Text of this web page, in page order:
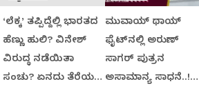
‘ಲೆಕ್ಕ’ ತಪ್ಪಿದ್ದೆಲ್ಲಿ ಭಾರತದ
ಹೆಣ್ಣು ಹುಲಿ? ವಿನೇಶ್
ವಿರುದ್ಧ ನಡೆಯಿತಾ
ಸಂಚು? ಏನದು ತೆರೆಯ
ಮುವಾಯ್ ಥಾಯ್​
ಫೈಟ್‌ನಲ್ಲಿ ಅರುಣ್
ಸಾಗರ್ ಪುತ್ರನ
ಅಸಾಮಾನ್ಯ ಸಾಧನೆ..!